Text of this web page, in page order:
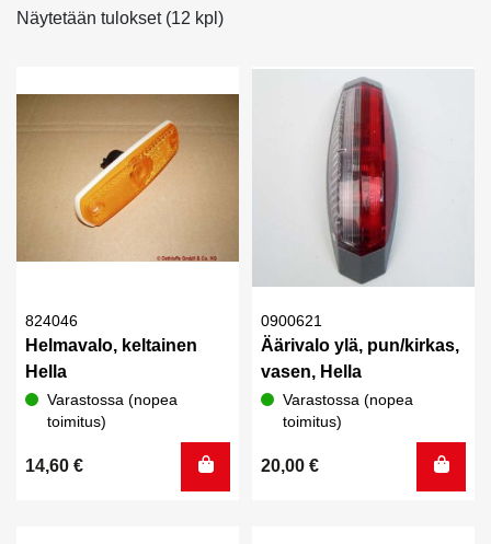
Näytetään tulokset (12 kpl)
824046
Helmavalo, keltainen
Hella
Varastossa (nopea
toimitus)
14,60 €
0900621
Äärivalo ylä, pun/kirkas,
vasen, Hella
Varastossa (nopea
toimitus)
20,00 €